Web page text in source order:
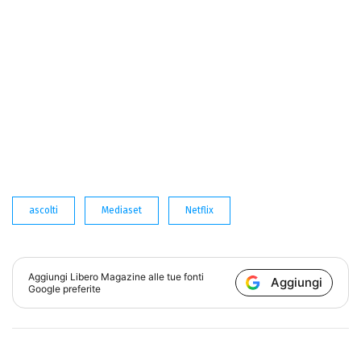
ascolti Mediaset Netflix
Aggiungi Libero Magazine alle tue fonti
Google preferite
Aggiungi